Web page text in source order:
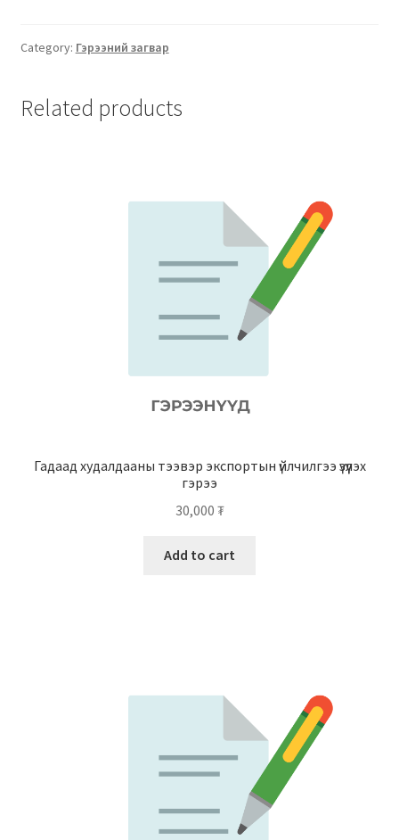
Category: Гэрээний загвар
Related products
Гадаад худалдааны тээвэр экспортын үйлчилгээ үзүүлэх
гэрээ
30,000 ₮
Add to cart